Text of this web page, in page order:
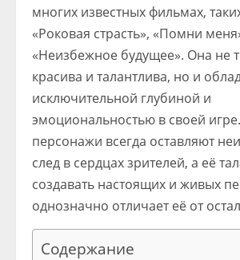
многих известных фильмах,
«Роковая страсть», «Помни
«Неизбежное будущее». Она не
красива и талантлива, но и
исключительной глубиной и
эмоциональностью в своей
персонажи всегда оставляют
след в сердцах зрителей, а её
создавать настоящих и живых
однозначно отличает её от
Содержание